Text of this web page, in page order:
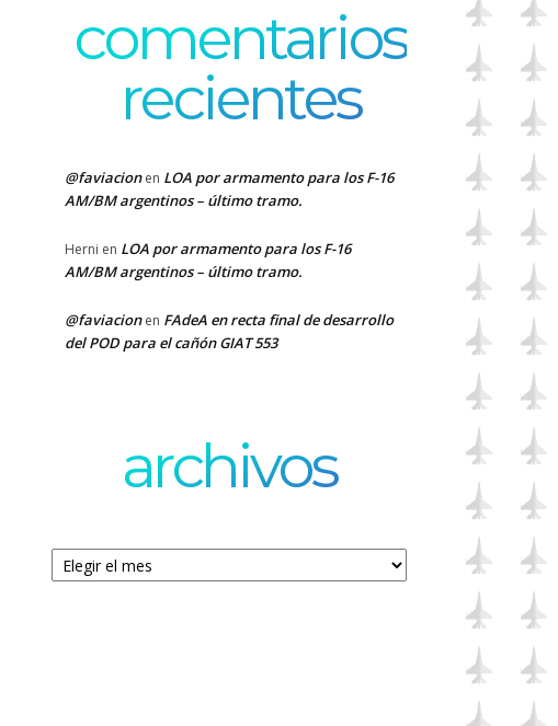
comentarios
recientes
@faviacionen LOA por armamento para los F-16
AM/BM argentinos – último tramo.
Herni en LOA por armamento para los F-16
AM/BM argentinos – último tramo.
@faviacionen FAdeA en recta final de desarrollo
del POD para el cañón GIAT 553
archivos
Archivos